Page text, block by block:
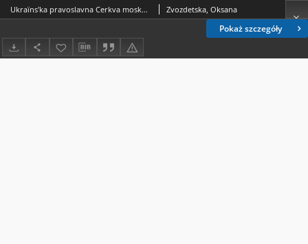
Pokaż szczegóły
Ukraïnsʹka pravoslavna Cerkva moskovsʹkogo patrìarhatu âk ìnstrument rosìjsʹkogo vplivu ta propagandi v ukraïnsʹkomu suspìlʹstvì pìd čas povnomasštabnoï rosìjsʹko-ukraïnsʹkoï vìjni Zvozdetska, Oksana